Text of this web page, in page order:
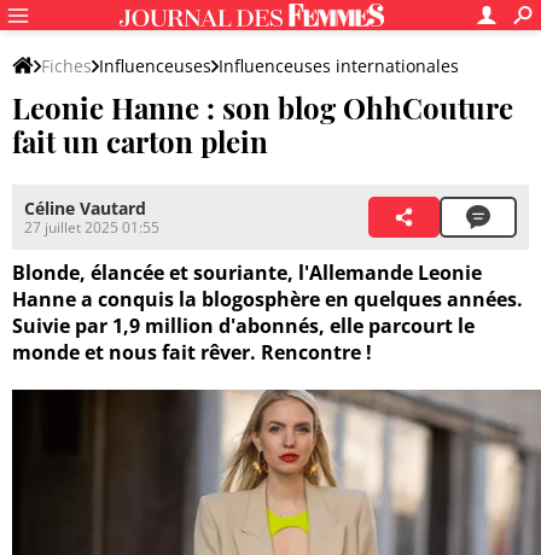
Fiches Influenceuses Influenceuses internationales
Leonie Hanne : son blog OhhCouture
fait un carton plein
Céline Vautard
27 juillet 2025 01:55
Blonde, élancée et souriante, l'Allemande Leonie
Hanne a conquis la blogosphère en quelques années.
Suivie par 1,9 million d'abonnés, elle parcourt le
monde et nous fait rêver. Rencontre !